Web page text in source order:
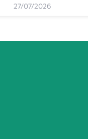
27/07/2026